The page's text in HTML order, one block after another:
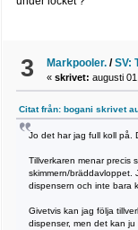
3 Markpooler. /SV:
«skrivet: augusti
Citat från: bogani skrivet
Jo det har jag full koll på.
Tillverkaren menar precis
skimmern/bräddavloppet.
dispensern och inte bara
Givetvis kan jag följa
dispenser, men det kan